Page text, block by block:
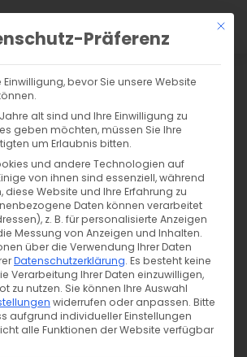
Botox
Mit
Präferenz
bevor Sie unsere Website
alt sind und Ihre Einwilligung zu
geben möchten, müssen Sie Ihre
um Erlaubnis bitten.
und andere Technologien auf
von ihnen sind essenziell, während
diese Website und Ihre Erfahrung zu
Daten können verarbeitet
z. B. für personalisierte Anzeigen
Messung von Anzeigen und Inhalten.
über die Verwendung Ihrer Daten
Datenschutzerklärung. Es besteht keine
Verarbeitung Ihrer Daten einzuwilligen,
zu nutzen. Sie können Ihre Auswahl
widerrufen oder anpassen. Bitte
aufgrund individueller Einstellungen
alle Funktionen der Website verfügbar